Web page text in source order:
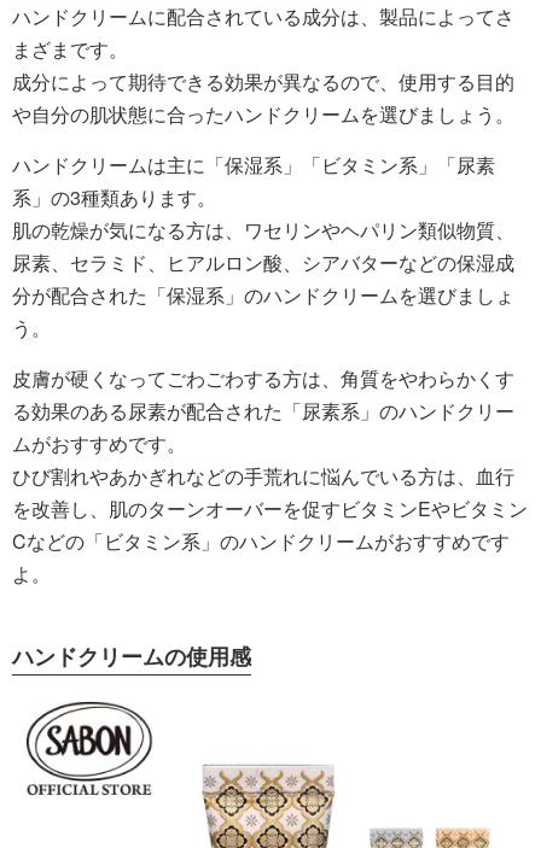
ハンドクリームに配合されている成分は、製品によってさ
まざまです。
成分によって期待できる効果が異なるので、使用する目的
や自分の肌状態に合ったハンドクリームを選びましょう。
ハンドクリームは主に「保湿系」「ビタミン系」「尿素
系」の3種類あります。
肌の乾燥が気になる方は、ワセリンやヘパリン類似物質、
尿素、セラミド、ヒアルロン酸、シアバターなどの保湿成
分が配合された「保湿系」のハンドクリームを選びましょ
う。
皮膚が硬くなってごわごわする方は、角質をやわらかくす
る効果のある尿素が配合された「尿素系」のハンドクリー
ムがおすすめです。
ひび割れやあかぎれなどの手荒れに悩んでいる方は、血行
を改善し、肌のターンオーバーを促すビタミンEやビタミン
Cなどの「ビタミン系」のハンドクリームがおすすめです
よ。
ハンドクリームの使用感